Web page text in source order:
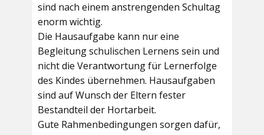
sind nach einem anstrengenden Schultag
enorm wichtig.
Die Hausaufgabe kann nur eine
Begleitung schulischen Lernens sein und
nicht die Verantwortung für Lernerfolge
des Kindes übernehmen. Hausaufgaben
sind auf Wunsch der Eltern fester
Bestandteil der Hortarbeit.
Gute Rahmenbedingungen sorgen dafür,